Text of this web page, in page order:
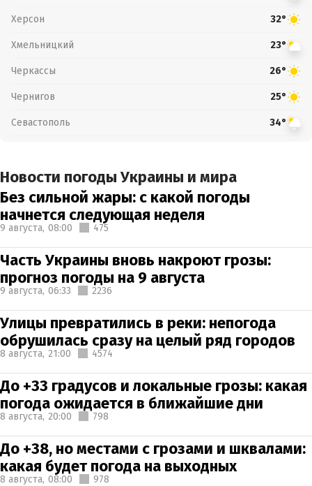
Херсон 32°
Хмельницкий 23°
Черкассы 26°
Чернигов 25°
Севастополь 34°
Новости погоды Украины и мира
Без сильной жары: с какой погоды
начнется следующая неделя
9 августа, 08:00 475
Часть Украины вновь накроют грозы:
прогноз погоды на 9 августа
9 августа, 06:33 2236
Улицы превратились в реки: непогода
обрушилась сразу на целый ряд городов
8 августа, 21:00 4574
До +33 градусов и локальные грозы: какая
погода ожидается в ближайшие дни
8 августа, 20:00 798
До +38, но местами с грозами и шквалами:
какая будет погода на выходных
8 августа, 08:00 978